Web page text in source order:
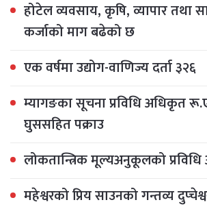
होटेल व्यवसाय, कृषि, व्यापार तथा
कर्जाको माग बढेको छ
एक वर्षमा उद्योग-वाणिज्य दर्ता ३२६
म्यागङका सूचना प्रविधि अधिकृत
घुससहित पक्राउ
लोकतान्त्रिक मूल्यअनुकूलको
महेश्वरको प्रिय साउनको गन्तव्य